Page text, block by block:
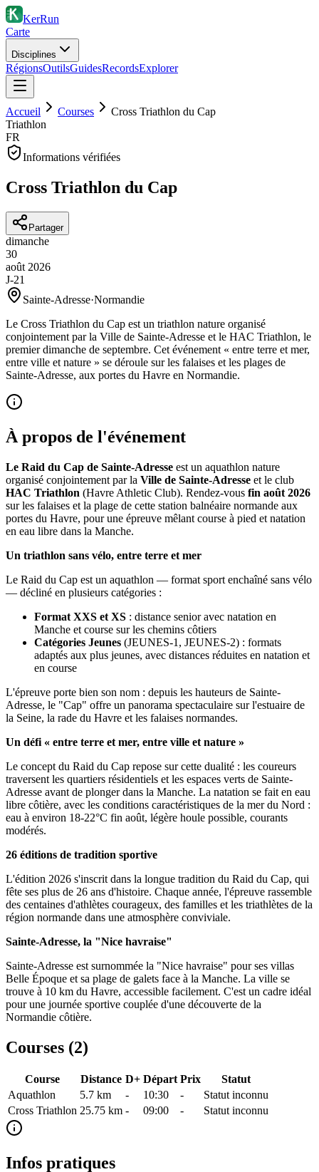
KerRun
Carte
Disciplines
RégionsOutilsGuidesRecordsExplorer
Accueil Courses
Cross Triathlon du Cap
Triathlon
FR
Informations vérifiées
Cross Triathlon du Cap
Partager
dimanche
30
août 2026
J-21
Sainte-Adresse·Normandie
Le Cross Triathlon du Cap est un triathlon nature organisé
conjointement par la Ville de Sainte-Adresse et le HAC Triathlon, le
premier dimanche de septembre. Cet événement « entre terre et mer,
entre ville et nature » se déroule sur les falaises et les plages de
Sainte-Adresse, aux portes du Havre en Normandie.
À propos de l'événement
Le Raid du Cap de Sainte-Adresse est un aquathlon nature
organisé conjointement par la Ville de Sainte-Adresse et le club
HAC Triathlon (Havre Athletic Club). Rendez-vous fin août 2026
sur les falaises et la plage de cette station balnéaire normande aux
portes du Havre, pour une épreuve mêlant course à pied et natation
en eau libre dans la Manche.
Un triathlon sans vélo, entre terre et mer
Le Raid du Cap est un aquathlon — format sport enchaîné sans vélo
— décliné en plusieurs catégories :
Format XXS et XS : distance senior avec natation en
Manche et course sur les chemins côtiers
Catégories Jeunes (JEUNES-1, JEUNES-2) : formats
adaptés aux plus jeunes, avec distances réduites en natation et
en course
L'épreuve porte bien son nom : depuis les hauteurs de Sainte-
Adresse, le "Cap" offre un panorama spectaculaire sur l'estuaire de
la Seine, la rade du Havre et les falaises normandes.
Un défi « entre terre et mer, entre ville et nature »
Le concept du Raid du Cap repose sur cette dualité : les coureurs
traversent les quartiers résidentiels et les espaces verts de Sainte-
Adresse avant de plonger dans la Manche. La natation se fait en eau
libre côtière, avec les conditions caractéristiques de la mer du Nord :
eau à environ 18-22°C fin août, légère houle possible, courants
modérés.
26 éditions de tradition sportive
L'édition 2026 s'inscrit dans la longue tradition du Raid du Cap, qui
fête ses plus de 26 ans d'histoire. Chaque année, l'épreuve rassemble
des centaines d'athlètes courageux, des familles et les triathlètes de la
région normande dans une atmosphère conviviale.
Sainte-Adresse, la "Nice havraise"
Sainte-Adresse est surnommée la "Nice havraise" pour ses villas
Belle Époque et sa plage de galets face à la Manche. La ville se
trouve à 10 km du Havre, accessible facilement. C'est un cadre idéal
pour une journée sportive couplée d'une découverte de la
Normandie côtière.
Courses (2)
Course Distance D+ Départ Prix
Statut
Aquathlon
5.7 km - 10:30 -
Statut inconnu
Cross Triathlon 25.75 km - 09:00 - Statut inconnu
Infos pratiques